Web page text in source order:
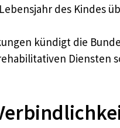
des Kindes
kündigt die